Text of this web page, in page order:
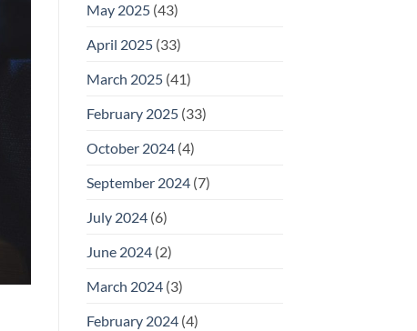
May 2025(43)
April 2025(33)
March 2025(41)
February 2025(33)
October 2024(4)
September 2024(7)
July 2024(6)
June 2024(2)
March 2024(3)
February 2024(4)